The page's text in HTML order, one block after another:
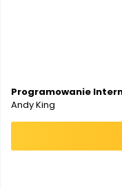
Programowanie
Andy King